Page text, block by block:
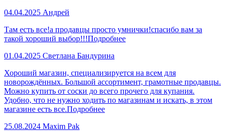
04.04.2025 Андрей
Там есть все!а продавцы просто умнички!спасибо вам за
такой хороший выбор!!!Подробнее
01.04.2025 Светлана Бандурина
Хороший магазин, специализируется на всем для
новорождённых. Большой ассортимент, грамотные продавцы.
Можно купить от соски до всего прочего для купания.
Удобно, что не нужно ходить по магазинам и искать, в этом
магазине есть все.Подробнее
25.08.2024 Maxim Pak